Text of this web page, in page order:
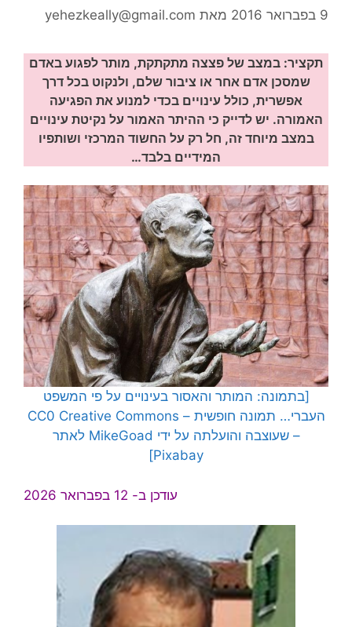
9 בפברואר 2016 מאת yehezkeally@gmail.com
תקציר: במצב של פצצה מתקתקת, מותר לפגוע באדם
שמסכן אדם אחר או ציבור שלם, ולנקוט בכל דרך
אפשרית, כולל עינויים בכדי למנוע את הפגיעה
האמורה. יש לדייק כי ההיתר האמור על נקיטת עינויים
במצב מיוחד זה, חל רק על החשוד המרכזי ושותפיו
המידיים בלבד…
[בתמונה: המותר והאסור בעינויים על פי המשפט
העברי… תמונה חופשית – CC0 Creative Commons
– שעוצבה והועלתה על ידי MikeGoad לאתר
Pixabay]
עודכן ב- 12 בפברואר 2026